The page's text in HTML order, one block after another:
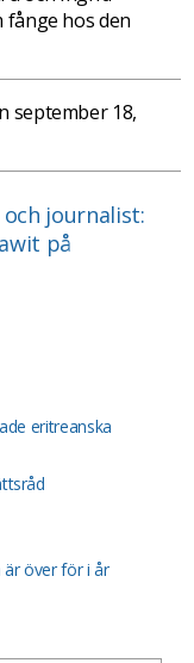
hos den
september 18,
journalist:
på
eritreanska
över för i år